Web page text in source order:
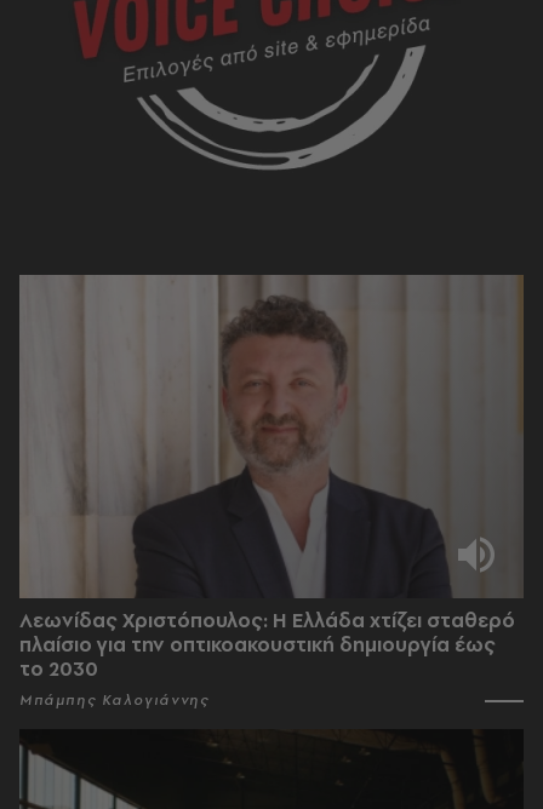
Λεωνίδας Χριστόπουλος: Η Ελλάδα χτίζει σταθερό
πλαίσιο για την οπτικοακουστική δημιουργία έως
το 2030
Μπάμπης Καλογιάννης